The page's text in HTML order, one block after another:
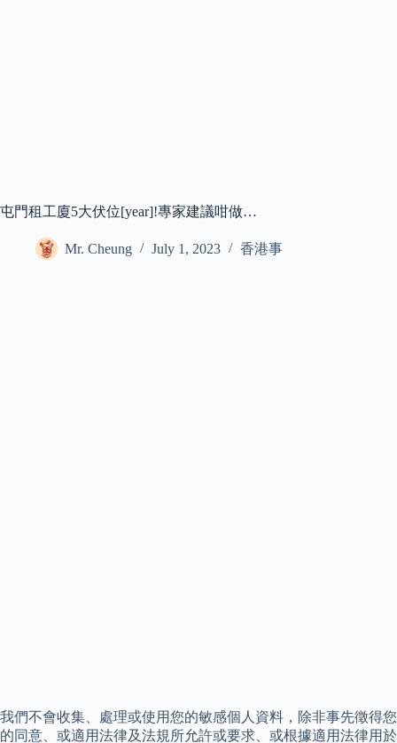
屯門租工廈5大伏位[year]!專家建議咁做…
Mr. Cheung July 1, 2023 香港事
我們不會收集、處理或使用您的敏感個人資料，除非事先徵得您
的同意、或適用法律及法規所允許或要求、或根據適用法律用於